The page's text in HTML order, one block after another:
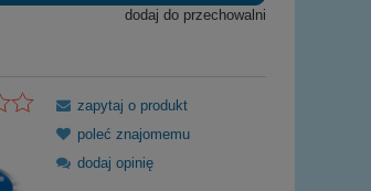
dodaj do przechowalni
zapytaj o produkt
poleć znajomemu
dodaj opinię